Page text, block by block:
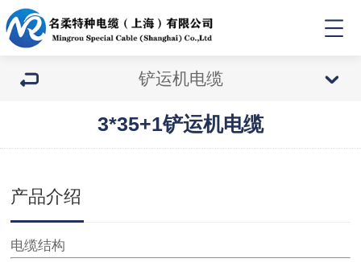
铲运机电缆
3*35+1铲运机电缆
产品介绍
电缆结构